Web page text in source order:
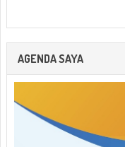
AGENDA SAYA